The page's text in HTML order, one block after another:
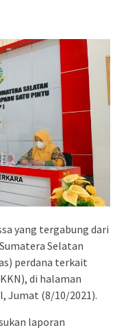
yang tergabung dari
Selatan
perdana terkait
di halaman
Jumat (8/10/2021).
laporan